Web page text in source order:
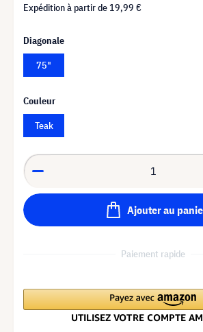
Expédition à partir de 19,99 €
Diagonale
75"
Couleur
Teak
Ajouter au
Paiement rapide